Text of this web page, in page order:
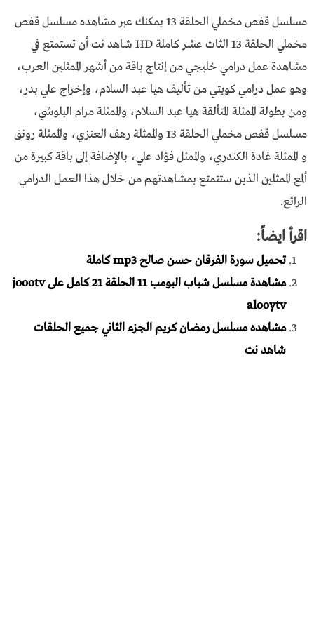
مسلسل قفص مخملي الحلقة 13 يمكنك عبر مشاهده مسلسل قفص
مخملي الحلقة 13 الثاث عشر كاملة HD شاهد نت أن تستمتع في
مشاهدة عمل درامي خليجي من إنتاج باقة من أشهر الممثلين العرب،
وهو عمل درامي كويتي من تأليف هيا عبد السلام، وإخراج علي بدر،
ومن بطولة الممثلة المتألقة هيا عبد السلام، والممثلة مرام البلوشي،
مسلسل قفص مخملي الحلقة 13 والممثلة رهف العنزي، والممثلة رونق
و الممثلة غادة الكندري، والممثل فؤاد علي، بالإضافة إلى باقة كبيرة من
ألمع الممثلين الذين ستتمتع بمشاهدتهم من خلال هذا العمل الدرامي
الرائع.
اقرأ ايضاً:
تحميل سورة الفرقان حسن صالح mp3 كاملة
مشاهدة مسلسل شباب البومب 11 الحلقة 21 كامل على joootv
alooytv
مشاهده مسلسل رمضان كريم الجزء الثاني جميع الحلقات
شاهد نت